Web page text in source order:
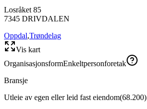
Losråket 85
7345 DRIVDALEN
Oppdal,Trøndelag
Vis kart
OrganisasjonsformEnkeltpersonforetak
Bransje
Utleie av egen eller leid fast eiendom(68.200)